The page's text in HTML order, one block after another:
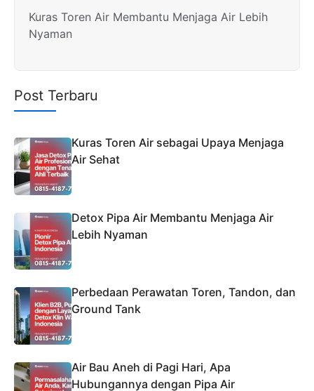
Kuras Toren Air Membantu Menjaga Air Lebih
Nyaman
Post Terbaru
Kuras Toren Air sebagai Upaya Menjaga
Air Sehat
Detox Pipa Air Membantu Menjaga Air
Lebih Nyaman
Perbedaan Perawatan Toren, Tandon, dan
Ground Tank
Air Bau Aneh di Pagi Hari, Apa
Hubungannya dengan Pipa Air